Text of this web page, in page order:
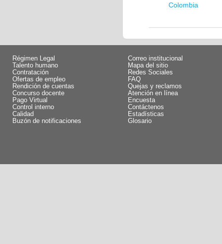
Colombia
Régimen Legal
Talento humano
Contratación
Ofertas de empleo
Rendición de cuentas
Concurso docente
Pago Virtual
Control interno
Calidad
Buzón de notificaciones
Correo institucional
Mapa del sitio
Redes Sociales
FAQ
Quejas y reclamos
Atención en línea
Encuesta
Contáctenos
Estadísticas
Glosario